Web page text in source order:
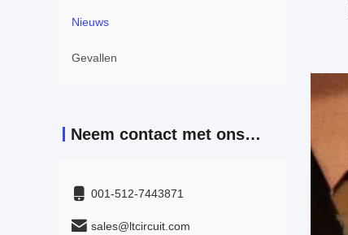
Nieuws
Gevallen
Neem contact met ons op
001-512-7443871
sales@ltcircuit.com